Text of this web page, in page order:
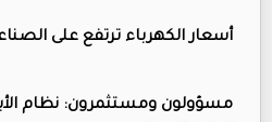
أسعار الكهرباء ترتفع على الصناعيين 13%
مسؤولون ومستثمرون: نظام